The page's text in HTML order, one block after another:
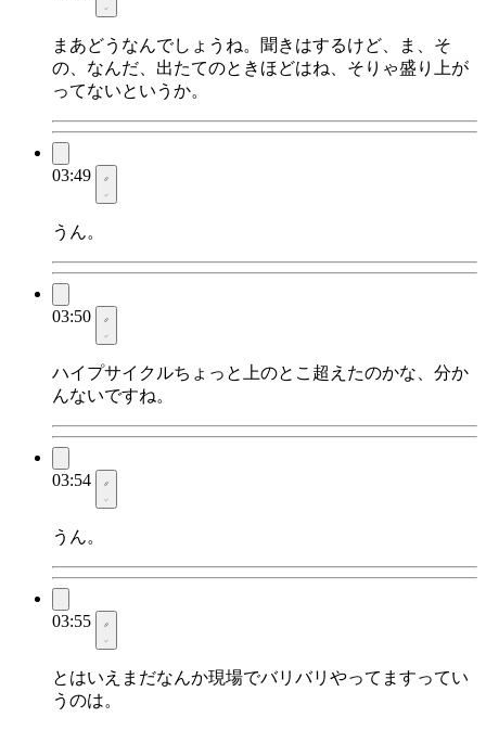
まあどうなんでしょうね。聞きはするけど、ま、そ
の、なんだ、出たてのときほどはね、そりゃ盛り上が
ってないというか。
03:49
うん。
03:50
ハイプサイクルちょっと上のとこ超えたのかな、分か
んないですね。
03:54
うん。
03:55
とはいえまだなんか現場でバリバリやってますってい
うのは。